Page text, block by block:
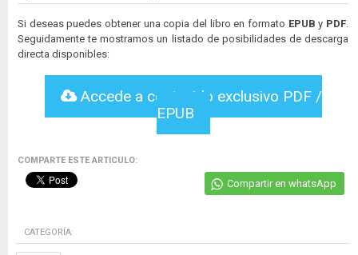
Si deseas puedes obtener una copia del libro en formato EPUB y PDF
Seguidamente te mostramos un listado de posibilidades de descarga
directa disponibles:
Accede a contenido exclusivo PDF /
EPUB
COMPARTE ESTE ARTICULO:
Compartir en whatsApp
CATEGORÍA: